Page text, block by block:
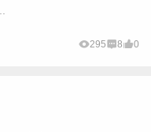
295 8 0